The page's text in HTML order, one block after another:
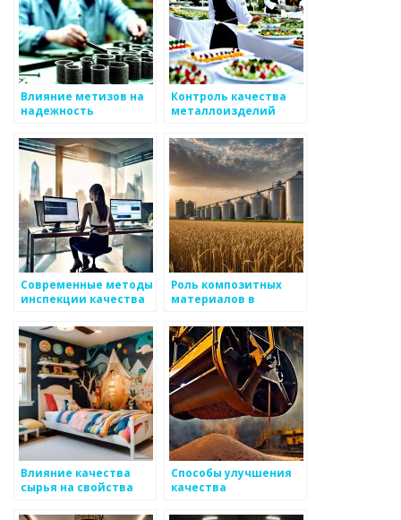
Влияние метизов на
надежность
Контроль качества
металлоизделий
Современные методы
инспекции качества
Роль композитных
материалов в
металлоизделий
Влияние качества
сырья на свойства
Способы улучшения
качества